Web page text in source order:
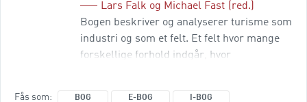
Lars Falk og Michael Fast
(red.)
Bogen beskriver og analyserer turisme som
industri og som et felt. Et felt hvor mange
forskellige forhold indgår, hvor
Fås som BOG E-BOG I-BOG